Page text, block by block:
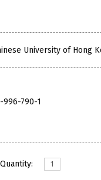
University of Hong
996-790-1
Quantity: